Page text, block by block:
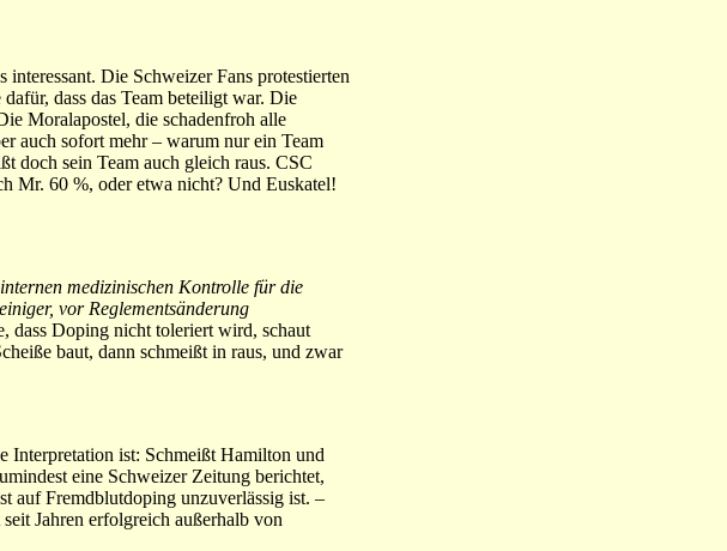
Die Schweizer Fans protestierten
dass das Team beteiligt war. Die
Moralapostel, die schadenfroh alle
auch sofort mehr – warum nur ein Team
doch sein Team auch gleich raus. CSC
Mr. 60 %, oder etwa nicht? Und Euskatel!
medizinischen Kontrolle für die
vor Reglementsänderung
dass Doping nicht toleriert wird, schaut
baut, dann schmeißt in raus, und zwar
Interpretation ist: Schmeißt Hamilton und
eine Schweizer Zeitung berichtet,
auf Fremdblutdoping unzuverlässig ist. –
Jahren erfolgreich außerhalb von